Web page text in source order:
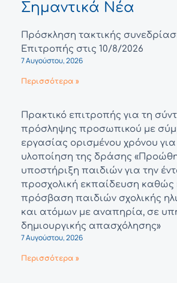
Σημαντικά Νέα
Πρόσκληση τακτικής
Επιτροπής στις 10/8/2026
7 Αυγούστου, 2026
Περισσότερα »
Πρακτικό επιτροπής για τη
πρόσληψης προσωπικού με
εργασίας ορισμένου χρόνου για
υλοποίηση της δράσης
υποστήριξη παιδιών για την
προσχολική εκπαίδευση καθώς
πρόσβαση παιδιών σχολικής
και ατόμων με αναπηρία, σε
δημιουργικής απασχόλησης»
7 Αυγούστου, 2026
Περισσότερα »